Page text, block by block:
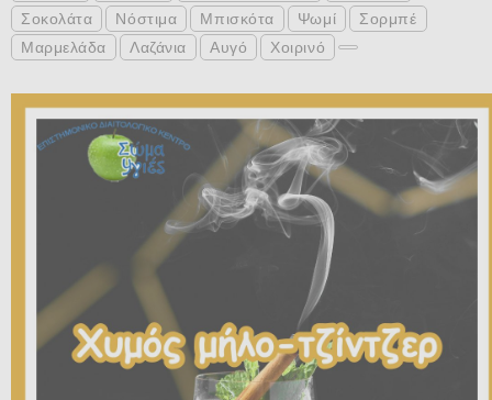
Σοκολάτα
Νόστιμα Μπισκότα Ψωμί
Σορμπέ
Μαρμελάδα
Λαζάνια Αυγό Χοιρινό